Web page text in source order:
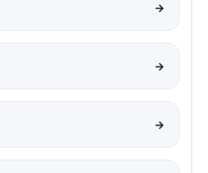
→
→
→